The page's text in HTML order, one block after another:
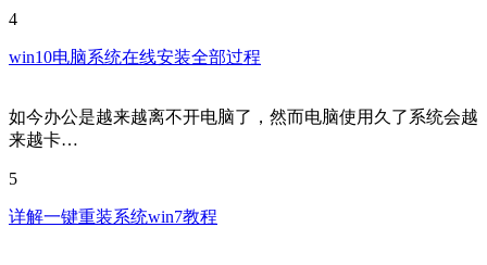
4
win10电脑系统在线安装全部过程
如今办公是越来越离不开电脑了，然而电脑使用久了系统会越
来越卡…
5
详解一键重装系统win7教程